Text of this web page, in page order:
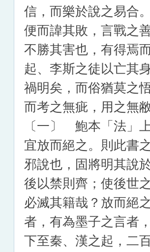
信，而樂於說之易合
便而諱其敗，言戰之
不勝其害也，有得焉
起、李斯之徒以亡其
禍明矣，而俗猶莫之
而考之無疵，用之無
〔一〕 鮑本「法
宜放而絕之。則此書
邪說也，固將明其說
後以禁則齊；使後世
必滅其籍哉？放而絕
者，有為墨子之言者
下至秦、漢之起，二